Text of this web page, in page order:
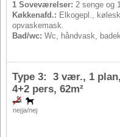
1 Soveværelser: 2 senge og
Køkkenafd.: Elkogepl.,
opvaskemask.
Bad/wc: Wc, håndvask,
nejja/nej
Type 3: 3 vær., 1
4+2 pers, 62m²